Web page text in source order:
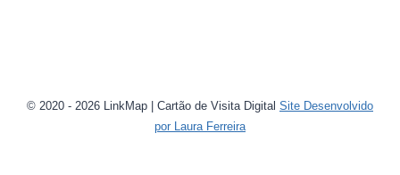
© 2020 - 2026 LinkMap | Cartão de Visita Digital Site Desenvolvido
por Laura Ferreira